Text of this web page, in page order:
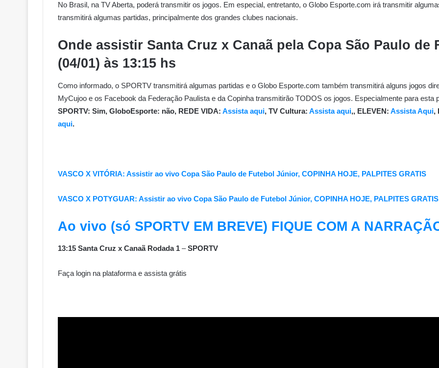
No Brasil, na TV Aberta, poderá transmitir os jogos. Em especial, entretanto, o Globo Esporte.com irá transmitir
transmitirá algumas partidas, principalmente dos grandes clubes nacionais.
Onde assistir Santa Cruz x Canaã pela Copa São Paulo de
(04/01) às 13:15 hs
Como informado, o SPORTV transmitirá algumas partidas e o Globo Esporte.com também transmitirá alguns jogos
MyCujoo e os Facebook da Federação Paulista e da Copinha transmitirão TODOS os jogos. Especialmente para
SPORTV: Sim, GloboEsporte: não, REDE VIDA: Assista aqui, TV Cultura: Assista aqui,, ELEVEN: Assista Aqui,
aqui.
VASCO X VITÓRIA: Assistir ao vivo Copa São Paulo de Futebol Júnior, COPINHA HOJE, PALPITES GRATIS
VASCO X POTYGUAR: Assistir ao vivo Copa São Paulo de Futebol Júnior, COPINHA HOJE, PALPITES GRATIS
Ao vivo (só SPORTV EM BREVE) FIQUE COM A
13:15 Santa Cruz x Canaã Rodada 1 –SPORTV
Faça login na plataforma e assista grátis